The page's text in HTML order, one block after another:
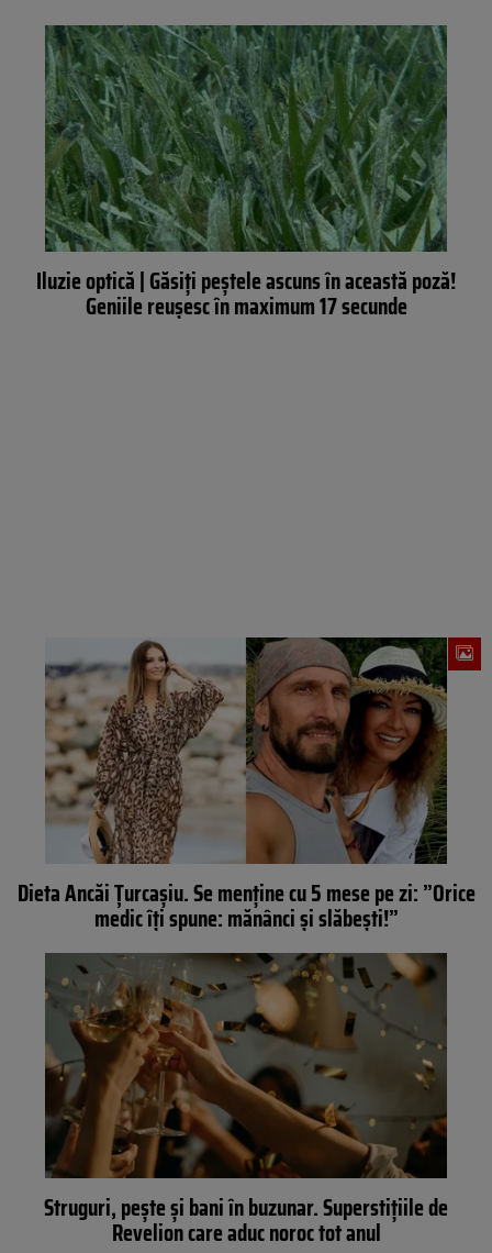
Iluzie optică | Găsiți peștele ascuns în această poză!
Geniile reușesc în maximum 17 secunde
Dieta Ancăi Țurcașiu. Se menține cu 5 mese pe zi: ”Orice
medic îți spune: mănânci și slăbești!”
Struguri, pește și bani în buzunar. Superstițiile de
Revelion care aduc noroc tot anul